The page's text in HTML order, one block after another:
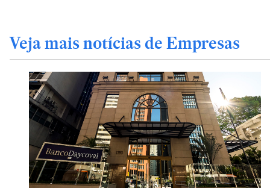
Veja mais notícias de Empresas